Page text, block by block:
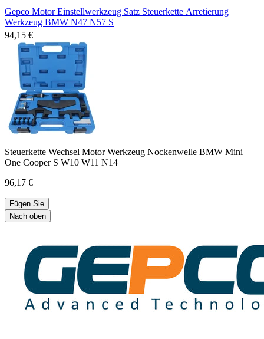
Gepco Motor Einstellwerkzeug Satz Steuerkette Arretierung
Werkzeug BMW N47 N57 S
94,15 €
Steuerkette Wechsel Motor Werkzeug Nockenwelle BMW Mini
One Cooper S W10 W11 N14
96,17 €
Fügen Sie
Nach oben